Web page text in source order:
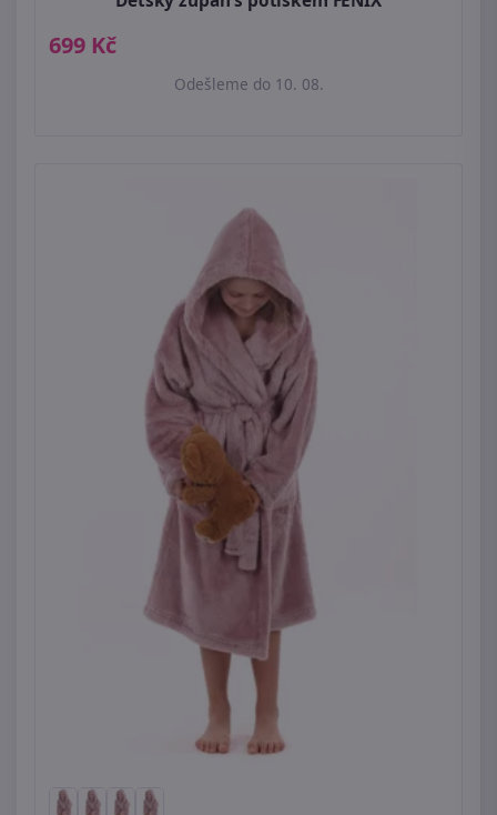
699 Kč
Odešleme do 10. 08.